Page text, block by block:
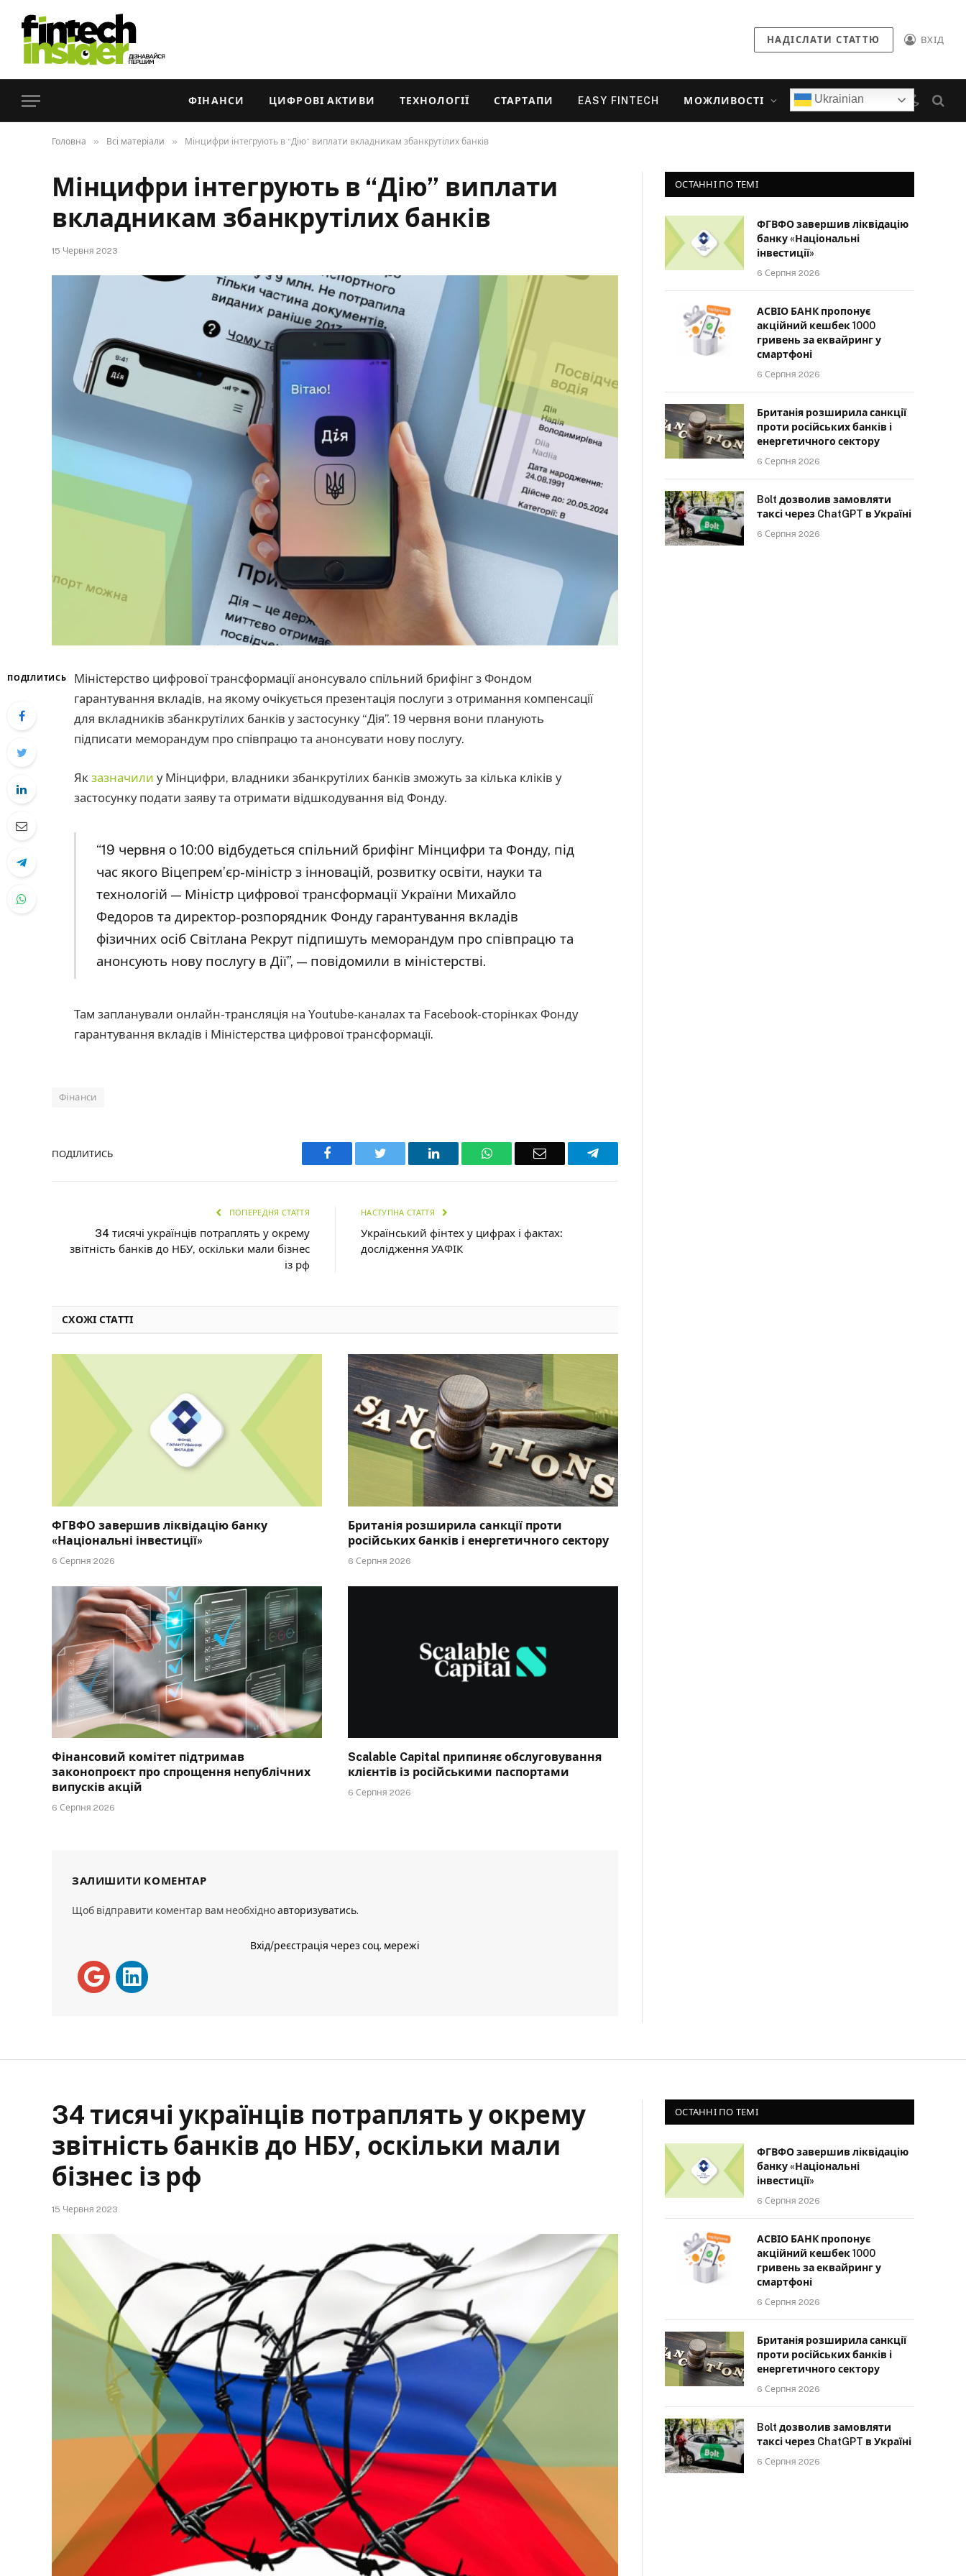
НАДІСЛАТИ СТАТТЮ ВХІД
ФІНАНСИ ЦИФРОВІ АКТИВИ ТЕХНОЛОГІЇ СТАРТАПИ EASY FINTECH МОЖЛИВОСТІ Ukrainian
Головна » Всі матеріали » Мінцифри інтегрують в “Дію” виплати вкладникам збанкрутілих банків
Мінцифри інтегрують в “Дію” виплати
вкладникам збанкрутілих банків
15 Червня 2023
ПОДІЛИТИСЬ
Міністерство цифрової трансформації анонсувало спільний брифінг з Фондом
гарантування вкладів, на якому очікується презентація послуги з отримання компенсації
для вкладників збанкрутілих банків у застосунку “Дія”. 19 червня вони планують
підписати меморандум про співпрацю та анонсувати нову послугу.
Як зазначили у Мінцифри, владники збанкрутілих банків зможуть за кілька кліків у
застосунку подати заяву та отримати відшкодування від Фонду.
“19 червня о 10:00 відбудеться спільний брифінг Мінцифри та Фонду, під
час якого Віцепрем’єр-міністр з інновацій, розвитку освіти, науки та
технологій — Міністр цифрової трансформації України Михайло
Федоров та директор-розпорядник Фонду гарантування вкладів
фізичних осіб Світлана Рекрут підпишуть меморандум про співпрацю та
анонсують нову послугу в Дії”, — повідомили в міністерстві.
Там запланували онлайн-трансляція на Youtube-каналах та Facebook-сторінках Фонду
гарантування вкладів і Міністерства цифрової трансформації.
Фінанси
ПОДІЛИТИСЬ Facebook Twitter LinkedIn WhatsAppEmail Telegram
ПОПЕРЕДНЯ СТАТТЯ
34 тисячі українців потраплять у окрему
звітність банків до НБУ, оскільки мали бізнес
із рф
НАСТУПНА СТАТТЯ
Український фінтех у цифрах і фактах:
дослідження УАФІК
СХОЖІ СТАТТІ
ФГВФО завершив ліквідацію банку
«Національні інвестиції»
6 Серпня 2026
Британія розширила санкції проти
російських банків і енергетичного сектору
6 Серпня 2026
Фінансовий комітет підтримав
законопроєкт про спрощення непублічних
випусків акцій
6 Серпня 2026
Scalable Capital припиняє обслуговування
клієнтів із російськими паспортами
6 Серпня 2026
ЗАЛИШИТИ КОМЕНТАР
Щоб відправити коментар вам необхідноавторизуватись.
Вхід/реєстрація через соц. мережі
ОСТАННІ ПО ТЕМІ
ФГВФО завершив ліквідацію
банку «Національні
інвестиції»
6 Серпня 2026
АСВІО БАНК пропонує
акційний кешбек 1000
гривень за еквайринг у
смартфоні
6 Серпня 2026
Британія розширила санкції
проти російських банків і
енергетичного сектору
6 Серпня 2026
Bolt дозволив замовляти
таксі через ChatGPT в Україні
6 Серпня 2026
34 тисячі українців потраплять у окрему
звітність банків до НБУ, оскільки мали
бізнес із рф
15 Червня 2023
ОСТАННІ ПО ТЕМІ
ФГВФО завершив ліквідацію
банку «Національні
інвестиції»
6 Серпня 2026
АСВІО БАНК пропонує
акційний кешбек 1000
гривень за еквайринг у
смартфоні
6 Серпня 2026
Британія розширила санкції
проти російських банків і
енергетичного сектору
6 Серпня 2026
Bolt дозволив замовляти
таксі через ChatGPT в Україні
6 Серпня 2026